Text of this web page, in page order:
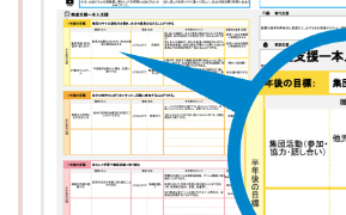
LITALICOジュニア つくば教室
さいたま市緑区
三郷市
さいたま市大宮区
市川市
流山市
千葉市花見川区
足立区
日野市
葛飾区
川崎市中原区
厚木市
大和市
名古屋市瑞穂区
名古屋市中村区
名古屋市中区
LITALICOジュニア 静岡教室
LITALICOジュニア 四日市教室
東大阪市
摂津市
池田市
西宮市
神戸市中央区
児童発達支援
LITALICOジュニア 仙台五橋教室
児童発達支援
LITALICOジュニア 広島皆実教室
福岡市東区
春日市
福岡市博多区